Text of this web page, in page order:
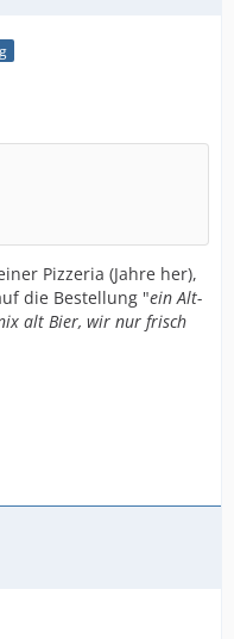
Pizzeria (Jahre her),
die Bestellung "ein Alt-
alt Bier, wir nur frisch